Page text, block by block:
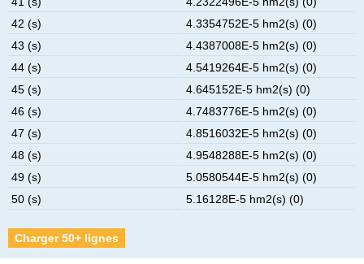
42 (s)
4.3354752E-5 hm2(s) (0)
43 (s)
4.4387008E-5 hm2(s) (0)
44 (s)
4.5419264E-5 hm2(s) (0)
45 (s)
4.645152E-5 hm2(s) (0)
46 (s)
4.7483776E-5 hm2(s) (0)
47 (s)
4.8516032E-5 hm2(s) (0)
48 (s)
4.9548288E-5 hm2(s) (0)
49 (s)
5.0580544E-5 hm2(s) (0)
50 (s)
5.16128E-5 hm2(s) (0)
Charger 50+ lignes